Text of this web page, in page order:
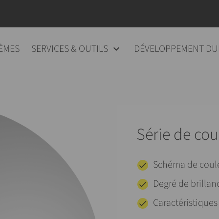
SERVICES & OUTILS DÉVELOPPEMENT
Série de
Schéma de
Degré de